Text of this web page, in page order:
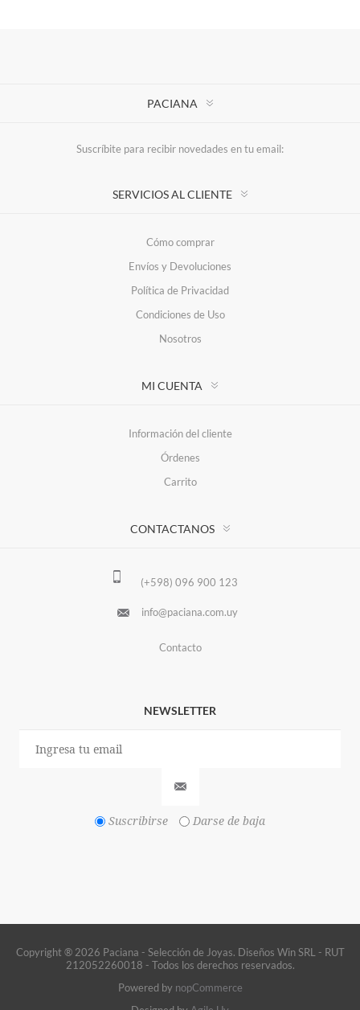
PACIANA
Suscríbite para recibir novedades en tu email:
SERVICIOS AL CLIENTE
Cómo comprar
Envíos y Devoluciones
Política de Privacidad
Condiciones de Uso
Nosotros
MI CUENTA
Información del cliente
Órdenes
Carrito
CONTACTANOS
(+598) 096 900 123
info@paciana.com.uy
Contacto
NEWSLETTER
Suscribirse Darse de baja
Copyright ® 2026 Paciana - Selección de Joyas. Diseños Win SRL - RUT
212052260018 - Todos los derechos reservados.
Powered by nopCommerce